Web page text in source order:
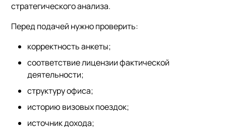
стратегического анализа.
Перед подачей нужно проверить:
корректность анкеты;
соответствие лицензии фактической
деятельности;
структуру офиса;
историю визовых поездок;
источник дохода;